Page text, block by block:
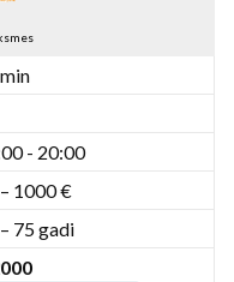
- 20:00
1000 €
75 gadi